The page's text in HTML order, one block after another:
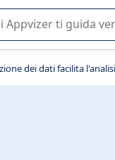
o nella scelta di
dei dati facilita